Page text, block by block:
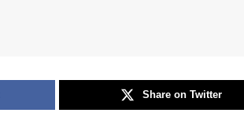
Share on Twitter